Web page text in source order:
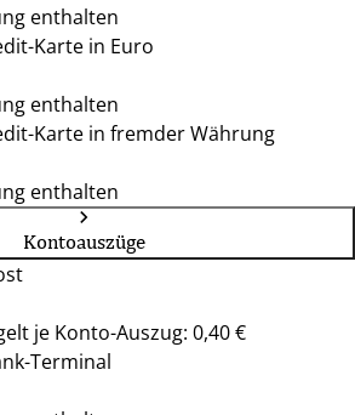
enthalten
Karte in Euro
enthalten
Karte in fremder Währung
enthalten
Kontoauszüge
je Konto-Auszug: 0,40 €
Terminal